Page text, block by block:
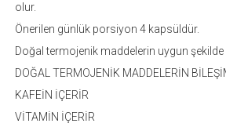
olur.
Önerilen günlük porsiyon 4 kapsüldür.
Doğal termojenik maddelerin uygun
DOĞAL TERMOJENİK MADDELERİN
KAFEİN İÇERİR
VİTAMİN İÇERİR